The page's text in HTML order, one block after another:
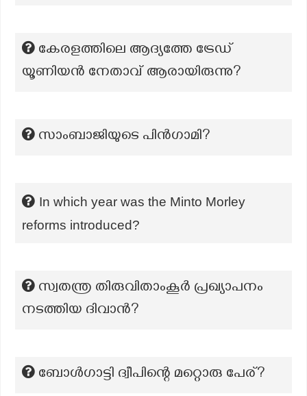
കേരളത്തിലെ ആദ്യത്തേ ട്രേഡ്
യൂണിയന്‍ നേതാവ് ആരായിരുന്നു?
സാംബാജിയുടെ പിൻഗാമി?
In which year was the Minto Morley
reforms introduced?
സ്വതന്ത്ര തിരുവിതാംകൂർ പ്രഖ്യാപനം
നടത്തിയ ദിവാൻ?
ബോൾഗാട്ടി ദ്വീപിന്റെ മറ്റൊരു പേര്?